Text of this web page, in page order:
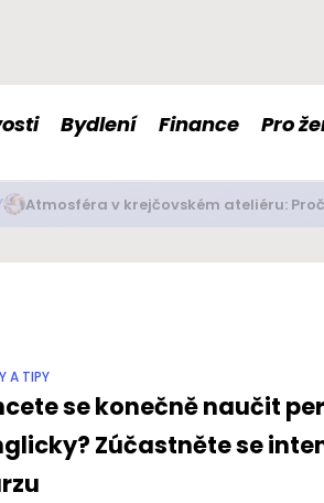
Bydlení Finance Pro
doplňky stravy nám mohou pomoci
A TIPY
se konečně naučit
Zúčastněte se